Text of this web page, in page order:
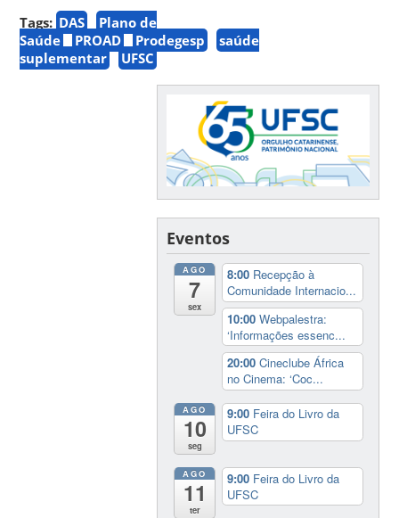
Tags: DAS
Plano de
Saúde
PROAD Prodegesp
saúde
suplementar
UFSC
Eventos
AGO
7
sex
8:00 Recepção à
Comunidade Internacio...
10:00Webpalestra:
‘Informações essenc...
20:00Cineclube África
no Cinema: ‘Coc...
AGO
10
seg
9:00 Feira do Livro da
UFSC
AGO
11
ter
9:00 Feira do Livro da
UFSC